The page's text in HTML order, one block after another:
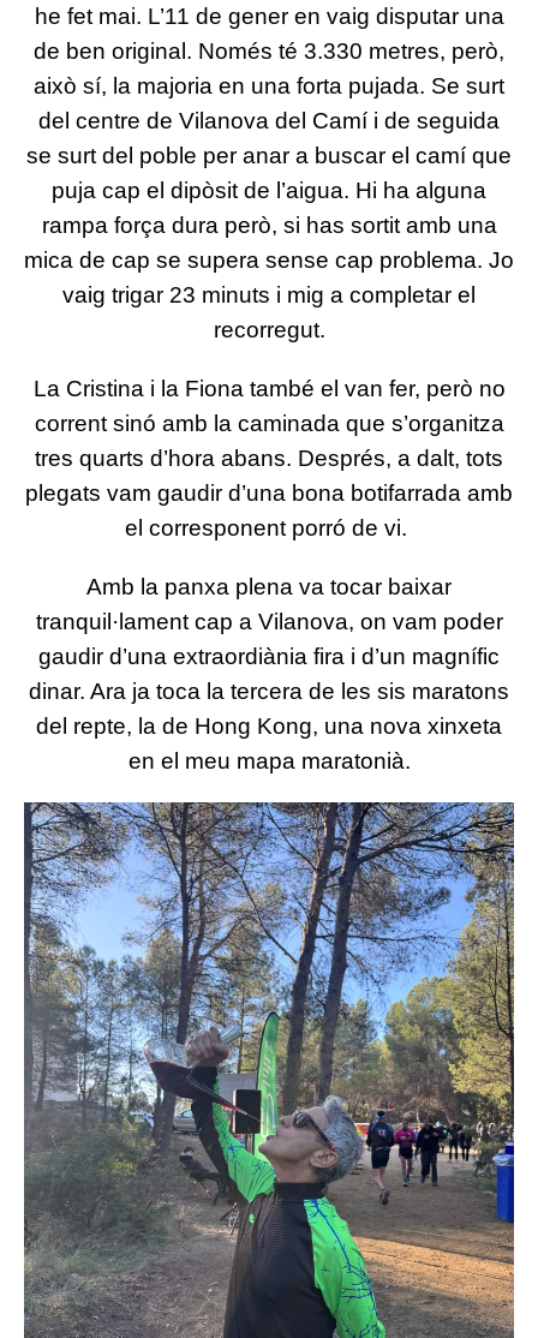
he fet mai. L’11 de gener en vaig disputar una
de ben original. Només té 3.330 metres, però,
això sí, la majoria en una forta pujada. Se surt
del centre de Vilanova del Camí i de seguida
se surt del poble per anar a buscar el camí que
puja cap el dipòsit de l’aigua. Hi ha alguna
rampa força dura però, si has sortit amb una
mica de cap se supera sense cap problema. Jo
vaig trigar 23 minuts i mig a completar el
recorregut.
La Cristina i la Fiona també el van fer, però no
corrent sinó amb la caminada que s’organitza
tres quarts d’hora abans. Després, a dalt, tots
plegats vam gaudir d’una bona botifarrada amb
el corresponent porró de vi.
Amb la panxa plena va tocar baixar
tranquil·lament cap a Vilanova, on vam poder
gaudir d’una extraordiània fira i d’un magnífic
dinar. Ara ja toca la tercera de les sis maratons
del repte, la de Hong Kong, una nova xinxeta
en el meu mapa maratonià.